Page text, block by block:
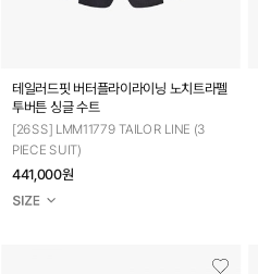
테일러드핏 버터플라이라이닝 노치트라펠
투버튼 싱글 수트
[26SS] LMM11779 TAILOR LINE (3
PIECE SUIT)
441,000원